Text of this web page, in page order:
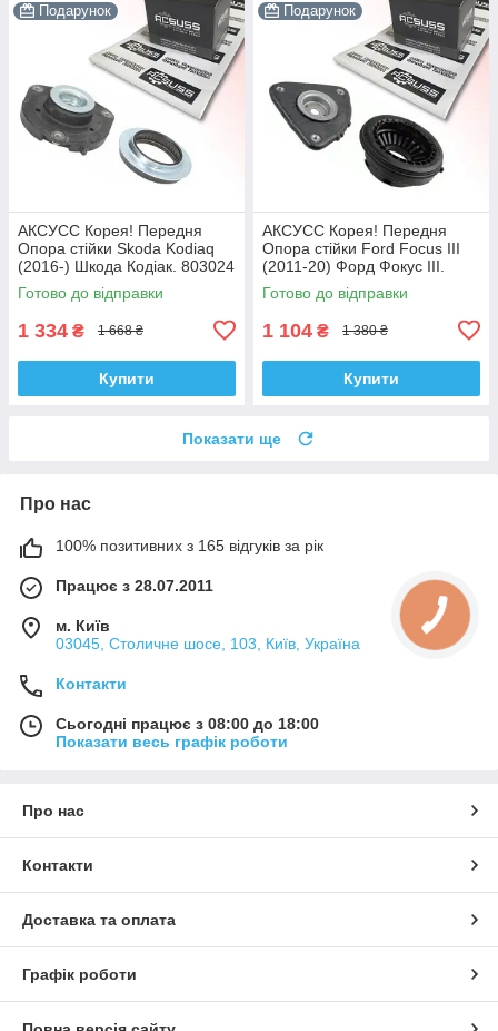
Подарунок
АКСУСС Корея! Передня
Опора стійки Skoda Kodiaq
(2016-) Шкода Кодіак. 803024
, KB657.27 , VKDA35167
Готово до відправки
1 334 ₴ 1 668 ₴
Купити
Подарунок
АКСУСС Корея! Передня
Опора стійки Ford Focus III
(2011-20) Форд Фокус III.
SM5589 , 802460 , KB652.13 ,
VKDA35426
Готово до відправки
1 104 ₴ 1 380 ₴
Купити
Показати ще
Про нас
100% позитивних з 165 відгуків за рік
Працює з 28.07.2011
м. Київ
03045, Столичне шосе, 103, Київ, Україна
Контакти
Сьогодні працює з 08:00 до 18:00
Показати весь графік роботи
Про нас
Контакти
Доставка та оплата
Графік роботи